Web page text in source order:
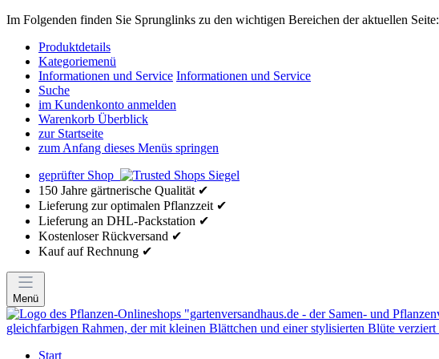
Im Folgenden finden Sie Sprunglinks zu den wichtigen Bereichen der aktuellen Seite:
Produktdetails
Kategoriemenü
Informationen und Service Informationen und Service
Suche
im Kundenkonto anmelden
Warenkorb Überblick
zur Startseite
zum Anfang dieses Menüs springen
geprüfter Shop
150 Jahre gärtnerische Qualität ✔
Lieferung zur optimalen Pflanzzeit ✔
Lieferung an DHL-Packstation ✔
Kostenloser Rückversand ✔
Kauf auf Rechnung ✔
Menü
Start